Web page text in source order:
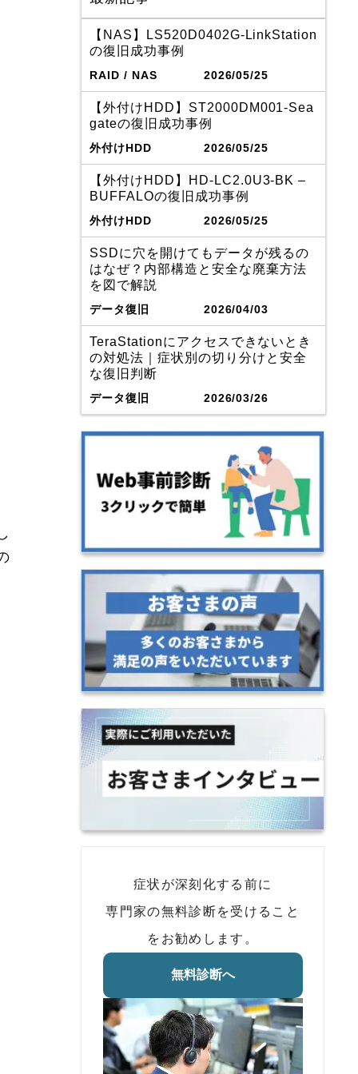
【NAS】LS520D0402G-LinkStation
の復旧成功事例
RAID / NAS 2026/05/25
【外付けHDD】ST2000DM001-Sea
gateの復旧成功事例
外付けHDD 2026/05/25
【外付けHDD】HD-LC2.0U3-BK –
BUFFALOの復旧成功事例
外付けHDD 2026/05/25
SSDに穴を開けてもデータが残るの
はなぜ？内部構造と安全な廃棄方法
を図で解説
データ復旧 2026/04/03
TeraStationにアクセスできないとき
の対処法｜症状別の切り分けと安全
な復旧判断
データ復旧 2026/03/26
症状が深刻化する前に
専門家の無料診断を受けること
をお勧めします。
無料診断へ